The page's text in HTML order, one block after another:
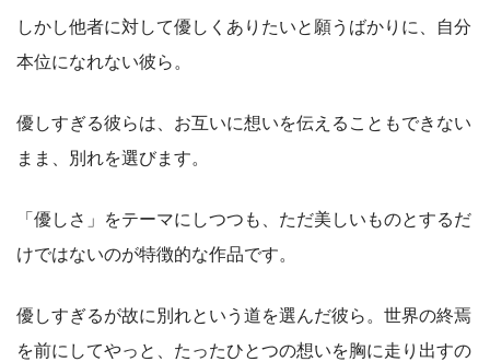
しかし他者に対して優しくありたいと願うばかりに、自分
本位になれない彼ら。
優しすぎる彼らは、お互いに想いを伝えることもできない
まま、別れを選びます。
「優しさ」をテーマにしつつも、ただ美しいものとするだ
けではないのが特徴的な作品です。
優しすぎるが故に別れという道を選んだ彼ら。世界の終焉
を前にしてやっと、たったひとつの想いを胸に走り出すの